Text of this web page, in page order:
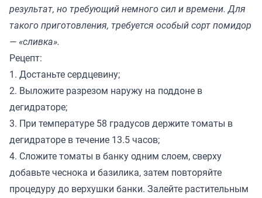
результат, но требующий немного сил и времени. Для
такого приготовления, требуется особый сорт помидор
— «сливка».
Рецепт:
1. Достаньте сердцевину;
2. Выложите разрезом наружу на поддоне в
дегидраторе;
3. При температуре 58 градусов держите томаты в
дегидраторе в течение 13.5 часов;
4. Сложите томаты в банку одним слоем, сверху
добавьте чеснока и базилика, затем повторяйте
процедуру до верхушки банки. Залейте растительным